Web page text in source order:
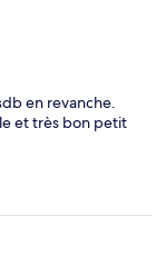
en revanche.
et très bon petit